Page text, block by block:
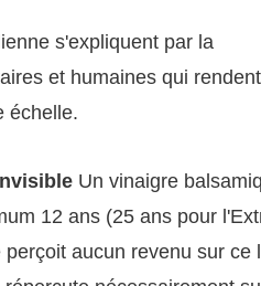
s'expliquent par la
et humaines qui rendent
échelle.
Un vinaigre
12 ans (25 ans pour
aucun revenu sur ce